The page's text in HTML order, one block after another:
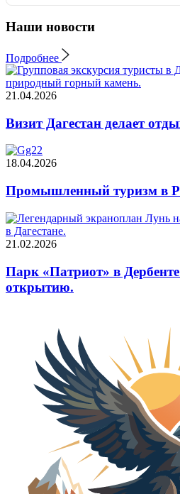
Наши новости
Подробнее
21.04.2026
Визит Дагестан делает
18.04.2026
Промышленный туризм в
21.02.2026
Парк «Патриот» в Дербенте
открытию.